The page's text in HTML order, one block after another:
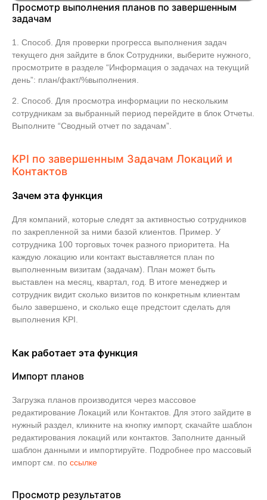
Просмотр выполнения планов по завершенным
задачам
1. Способ. Для проверки прогресса выполнения задач
текущего дня зайдите в блок Сотрудники, выберите нужного,
просмотрите в разделе “Информация о задачах на текущий
день”: план/факт/%выполнения.
2. Способ. Для просмотра информации по нескольким
сотрудникам за выбранный период перейдите в блок Отчеты.
Выполните “Сводный отчет по задачам”.
KPI по завершенным Задачам Локаций и
Контактов
Зачем эта функция
Для компаний, которые следят за активностью сотрудников
по закрепленной за ними базой клиентов. Пример. У
сотрудника 100 торговых точек разного приоритета. На
каждую локацию или контакт выставляется план по
выполненным визитам (задачам). План может быть
выставлен на месяц, квартал, год. В итоге менеджер и
сотрудник видит сколько визитов по конкретным клиентам
было завершено, и сколько еще предстоит сделать для
выполнения KPI.
Как работает эта функция
Импорт планов
Загрузка планов производится через массовое
редактирование Локаций или Контактов. Для этого зайдите в
нужный раздел, кликните на кнопку импорт, скачайте шаблон
редактирования локаций или контактов. Заполните данный
шаблон данными и импортируйте. Подробнее про массовый
импорт см. по ссылке
Просмотр результатов